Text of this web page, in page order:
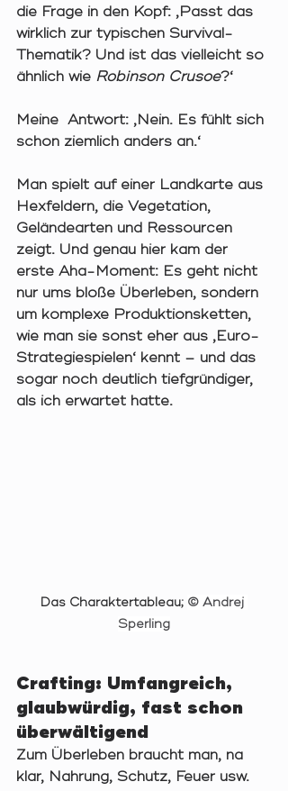
die Frage in den Kopf: ‚Passt das
wirklich zur typischen Survival-
Thematik? Und ist das vielleicht so
ähnlich wie Robinson Crusoe?‘
Meine  Antwort: ‚Nein. Es fühlt sich
schon ziemlich anders an.‘
Man spielt auf einer Landkarte aus
Hexfeldern, die Vegetation,
Geländearten und Ressourcen
zeigt. Und genau hier kam der
erste Aha-Moment: Es geht nicht
nur ums bloße Überleben, sondern
um komplexe Produktionsketten,
wie man sie sonst eher aus ‚Euro-
Strategiespielen‘ kennt – und das
sogar noch deutlich tiefgründiger,
als ich erwartet hatte.
Das Charaktertableau; © Andrej
Sperling
Crafting: Umfangreich,
glaubwürdig, fast schon
überwältigend
Zum Überleben braucht man, na
klar, Nahrung, Schutz, Feuer usw.